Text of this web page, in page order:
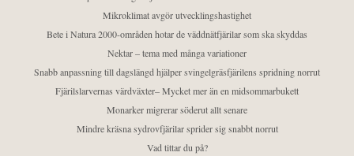
Mikroklimat avgör utvecklingshastighet
Bete i Natura 2000-områden hotar de väddnätfjärilar som ska skyddas
Nektar – tema med många variationer
Snabb anpassning till dagslängd hjälper svingelgräsfjärilens spridning norrut
Fjärilslarvernas värdväxter– Mycket mer än en midsommarbukett
Monarker migrerar söderut allt senare
Mindre kräsna sydrovfjärilar sprider sig snabbt norrut
Vad tittar du på?